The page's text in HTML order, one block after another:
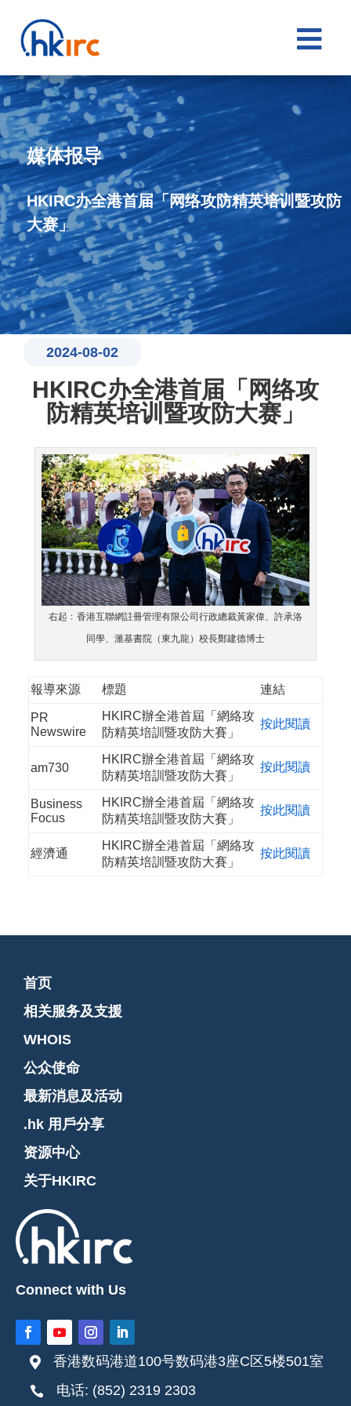

媒体报导
HKIRC办全港首届「网络攻防精英培训暨攻防
大赛」
2024-08-02
HKIRC办全港首届「网络攻
防精英培训暨攻防大赛」
右起﹕香港互聯網註冊管理有限公司行政總裁黃家偉、許承洛
同學、滙基書院（東九龍）校長鄭建德博士
報導來源 標題 連結
PR
Newswire
HKIRC辦全港首屆「網絡攻
防精英培訓暨攻防大賽」
按此閱讀
am730
HKIRC辦全港首屆「網絡攻
防精英培訓暨攻防大賽」
按此閱讀
Business
Focus
HKIRC辦全港首屆「網絡攻
防精英培訓暨攻防大賽」
按此閱讀
經濟通
HKIRC辦全港首屆「網絡攻
防精英培訓暨攻防大賽」
按此閱讀
首页
相关服务及支援
WHOIS
公众使命
最新消息及活动
.hk 用戶分享
资源中心
关于HKIRC
Connect with Us
 香港数码港道100号数码港3座C区5楼501室
 电话: (852) 2319 2303